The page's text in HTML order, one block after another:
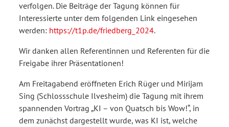
verfolgen. Die Beiträge der Tagung können für
Interessierte unter dem folgenden Link eingesehen
werden: https://t1p.de/friedberg_2024.
Wir danken allen Referentinnen und Referenten für die
Freigabe ihrer Präsentationen!
Am Freitagabend eröffneten Erich Rüger und Mirijam
Sing (Schlossschule Ilvesheim) die Tagung mit ihrem
spannenden Vortrag „KI – von Quatsch bis Wow!“, in
dem zunächst dargestellt wurde, was KI ist, welche